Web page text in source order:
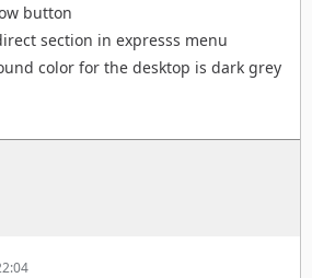
button
section in expresss menu
color for the desktop is dark grey